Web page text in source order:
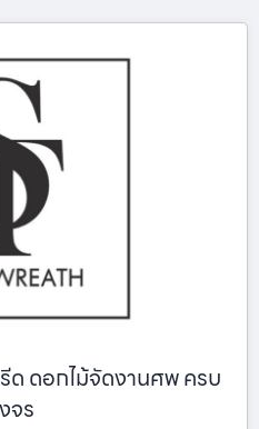
ด ดอกไม้จัดงานศพ ครบ
จร